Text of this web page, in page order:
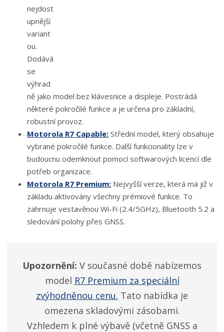
nejdost
upnější
variant
ou.
Dodává
se
výhrad
ně jako model bez klávesnice a displeje. Postrádá
některé pokročilé funkce a je určena pro základní,
robustní provoz.
Motorola R7 Capable: Střední model, který obsahuje
vybrané pokročilé funkce. Další funkcionality lze v
budoucnu odemknout pomocí softwarových licencí dle
potřeb organizace.
Motorola R7 Premium: Nejvyšší verze, která má již v
základu aktivovány všechny prémiové funkce. To
zahrnuje vestavěnou Wi-Fi (2.4/5GHz), Bluetooth 5.2 a
sledování polohy přes GNSS.
Upozornění: V současné době nabízemos
model R7 Premium za speciální
zvýhodněnou cenu. Tato nabídka je
omezena skladovými zásobami.
Vzhledem k plné výbavě (včetně GNSS a